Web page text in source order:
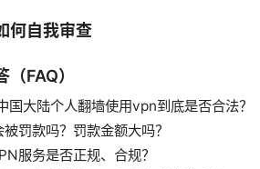
何自我审查
FAQ）
国大陆个人翻墙使用vpn到底是否合法？
罚款吗？罚款金额大吗？
服务是否正规、合规？